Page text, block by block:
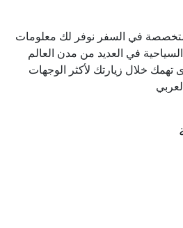
في السفر نوفر لك معلومات
في العديد من مدن العالم
تهمك خلال زيارتك لأكثر الوجهات